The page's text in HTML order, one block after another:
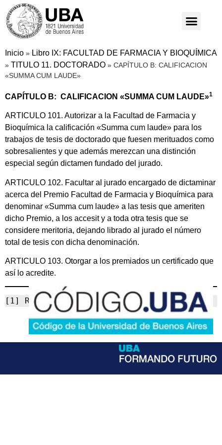
Inicio » Libro IX: FACULTAD DE FARMACIA Y BIOQUÍMICA
» TITULO 11. DOCTORADO » CAPÍTULO B: CALIFICACION
«SUMMA CUM LAUDE»
CAPÍTULO B: CALIFICACION «SUMMA CUM LAUDE»1
ARTICULO 101. Autorizar a la Facultad de Farmacia y
Bioquímica la calificación «Summa cum laude» para los
trabajos de tesis de doctorado que fuesen merituados como
sobresalientes y que además merezcan una distinción
especial según dictamen fundado del jurado.
ARTICULO 102. Facultar al jurado encargado de dictaminar
acerca del Premio Facultad de Farmacia y Bioquímica para
denominar «Summa cum laude» a las tesis que ameriten
dicho Premio, a los accesit y a toda otra tesis que se
considere meritoria, dejando librado al jurado el número
total de tesis con dicha denominación.
ARTICULO 103. Otorgar a los premiados un certificado que
así lo acredite.
[1] Resolución (CS) Nº 3718/08